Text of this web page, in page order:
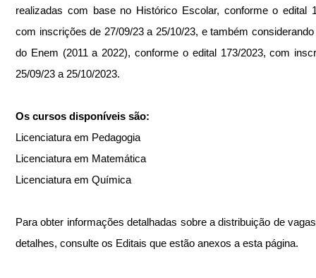
realizadas com base no Histórico Escolar, conforme o edital
com inscrições de 27/09/23 a 25/10/23, e também
do Enem (2011 a 2022), conforme o edital 173/2023, com
25/09/23 a 25/10/2023.
Os cursos disponíveis são:
Licenciatura em Pedagogia
Licenciatura em Matemática
Licenciatura em Química
Para obter informações detalhadas sobre a distribuição de
detalhes, consulte os Editais que estão anexos a esta página.